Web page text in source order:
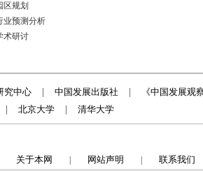
区规划
业预测分析
术研讨
究中心 中国发展出版社
《中国发展观
北京大学 清华大学
关于本网 网站声明 联系我们